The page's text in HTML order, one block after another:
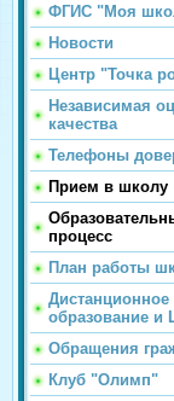
ФГИС "Моя
Новости
Центр "Точка
Независимая
качества
Телефоны
Прием в школу
процесс
План работы
Дистанционное
образование и
Обращения
Клуб "Олимп"